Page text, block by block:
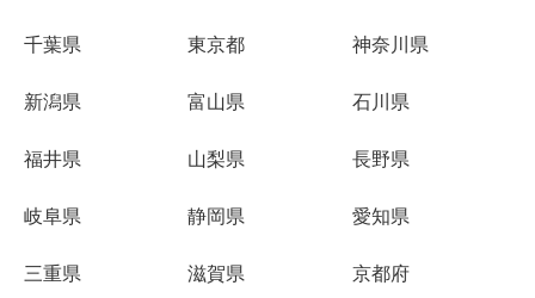
千葉県 東京都 神奈川県
新潟県 富山県 石川県
福井県 山梨県 長野県
岐阜県 静岡県 愛知県
三重県 滋賀県 京都府